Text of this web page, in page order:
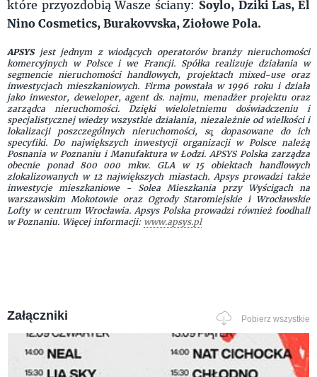
które przyozdobią Wasze ściany: Soylo, Dziki Las, El
Nino Cosmetics, Burakovvska, Ziołowe Pola.
APSYSjest jednym z wiodących operatorów branży nieruchomości
komercyjnych w Polsce i we Francji. Spółka realizuje działania w
segmencie nieruchomości handlowych, projektach mixed-use oraz
inwestycjach mieszkaniowych. Firma powstała w 1996 roku i działa
jako inwestor, deweloper, agent ds. najmu, menadżer projektu oraz
zarządca nieruchomości. Dzięki wieloletniemu doświadczeniu i
specjalistycznej wiedzy wszystkie działania, niezależnie od wielkości i
lokalizacji poszczególnych nieruchomości, są̨ dopasowane do ich
specyfiki. Do największych inwestycji organizacji w Polsce należą
Posnania w Poznaniu i Manufaktura w Łodzi. APSYS Polska zarządza
obecnie ponad 800 000 mkw. GLA w 15 obiektach handlowych
zlokalizowanych w 12 największych miastach. Apsys prowadzi także
inwestycje mieszkaniowe - Solea Mieszkania przy Wyścigach na
warszawskim Mokotowie oraz Ogrody Staromiejskie i Wrocławskie
Lofty w centrum Wrocławia. Apsys Polska prowadzi również foodhall
w Poznaniu. Więcej informacji: www.apsys.pl
Załączniki Pobierz wszystkie